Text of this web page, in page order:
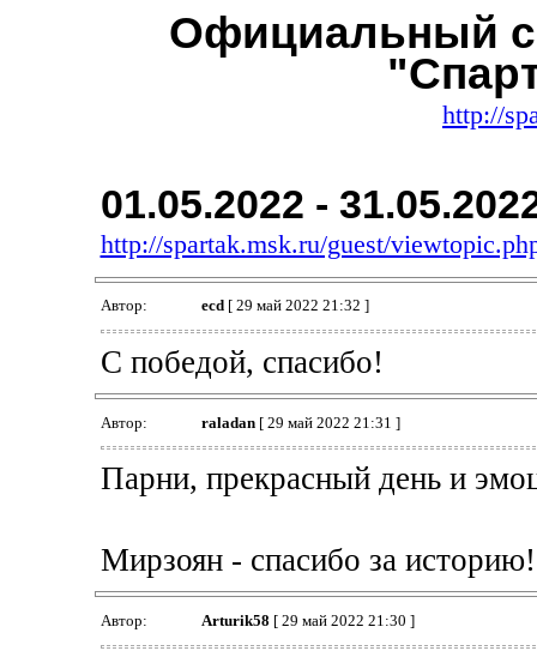
Официальный
http://
01.05.2022 -
http://spartak.msk.ru/guest/
Автор: ecd[ 29 май 2022 21:32 ]
С победой, спасибо!
Автор: raladan[ 29 май 2022 21:31 ]
Парни, прекрасный день и
Мирзоян - спасибо за историю!
Автор: Arturik58 [ 29 май 2022 21:30 ]